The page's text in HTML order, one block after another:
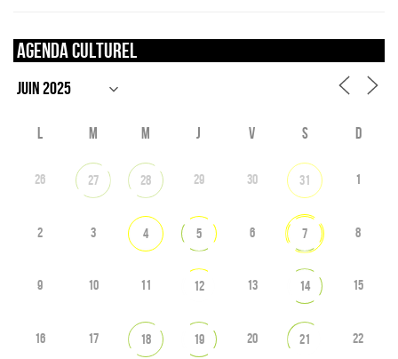
Agenda culturel
L M M J V S D
26 27 28 29 30 31 1
2 3 4 5 6 7 8
9 10 11 12 13 14 15
16 17 18 19 20 21 22